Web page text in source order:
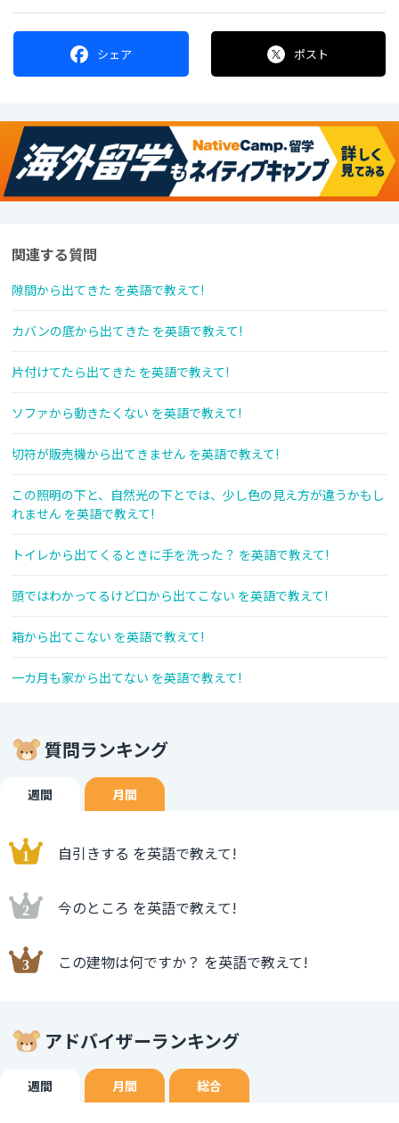
シェア ポスト
関連する質問
隙間から出てきた を英語で教えて!
カバンの底から出てきた を英語で教えて!
片付けてたら出てきた を英語で教えて!
ソファから動きたくない を英語で教えて!
切符が販売機から出てきません を英語で教えて!
この照明の下と、自然光の下とでは、少し色の見え方が違うかもし
れません を英語で教えて!
トイレから出てくるときに手を洗った？ を英語で教えて!
頭ではわかってるけど口から出てこない を英語で教えて!
箱から出てこない を英語で教えて!
一カ月も家から出てない を英語で教えて!
質問ランキング
週間 月間
自引きする を英語で教えて!
今のところ を英語で教えて!
この建物は何ですか？ を英語で教えて!
アドバイザーランキング
週間 月間 総合